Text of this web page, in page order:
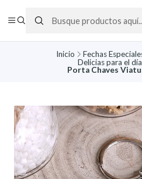
Inicio Fechas
Delicias para el
Porta Chaves